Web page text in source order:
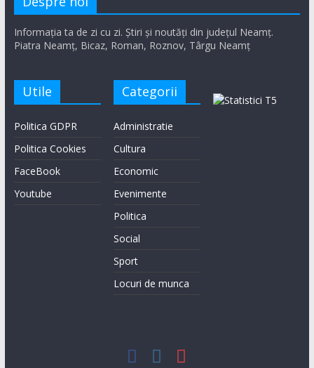
Informația ta de zi cu zi. Știri și noutăți din județul Neamț.
Piatra Neamț, Bicaz, Roman, Roznov, Târgu Neamț
Utile
Politica GDPR
Politica Cookies
FaceBook
Youtube
Categorii
Administratie
Cultura
Economic
Evenimente
Politica
Social
Sport
Locuri de munca